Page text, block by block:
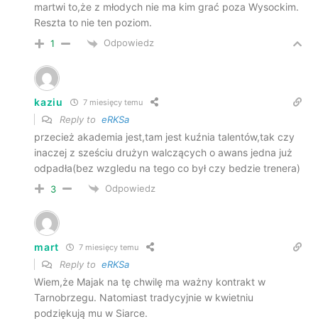
martwi to,że z młodych nie ma kim grać poza Wysockim.
Reszta to nie ten poziom.
1 Odpowiedz
kaziu 7 miesięcy temu
Reply toeRKSa
przecież akademia jest,tam jest kuźnia talentów,tak czy
inaczej z sześciu drużyn walczących o awans jedna już
odpadła(bez wzgledu na tego co był czy bedzie trenera)
3 Odpowiedz
mart 7 miesięcy temu
Reply toeRKSa
Wiem,że Majak na tę chwilę ma ważny kontrakt w
Tarnobrzegu. Natomiast tradycyjnie w kwietniu
podziękują mu w Siarce.